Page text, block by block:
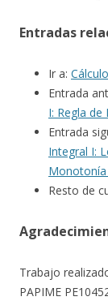
Entradas
Ir a:
Entrada
I: Regla de
Entrada
Integral I:
Resto de
Trabajo
PAPIME